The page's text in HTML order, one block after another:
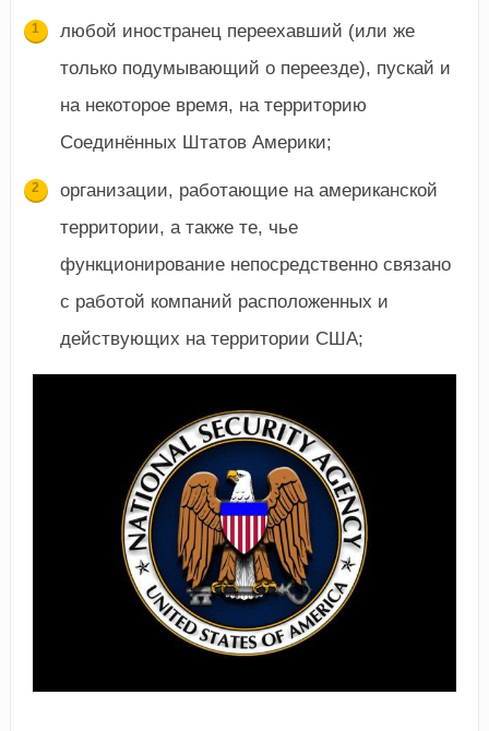
любой иностранец переехавший (или же
только подумывающий о переезде), пускай и
на некоторое время, на территорию
Соединённых Штатов Америки;
организации, работающие на американской
территории, а также те, чье
функционирование непосредственно связано
с работой компаний расположенных и
действующих на территории США;